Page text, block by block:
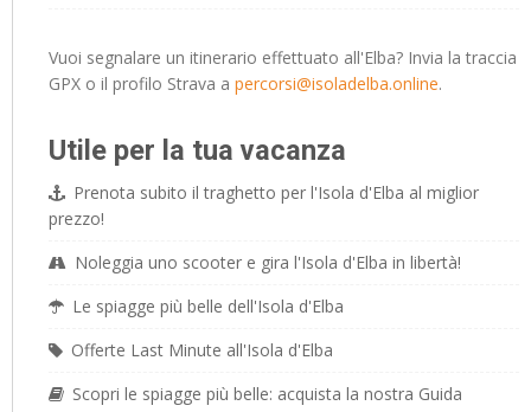
Vuoi segnalare un itinerario effettuato all'Elba? Invia la traccia
GPX o il profilo Strava a percorsi@isoladelba.online.
Utile per la tua vacanza
Prenota subito il traghetto per l'Isola d'Elba al miglior
prezzo!
Noleggia uno scooter e gira l'Isola d'Elba in libertà!
Le spiagge più belle dell'Isola d'Elba
Offerte Last Minute all'Isola d'Elba
Scopri le spiagge più belle: acquista la nostra Guida